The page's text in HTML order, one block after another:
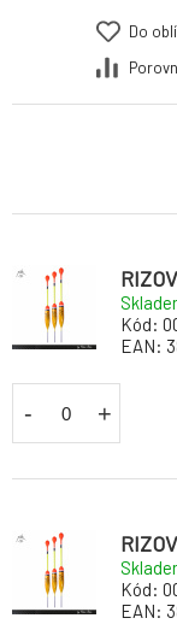
Do
Kód:
EAN:
- +
Kód:
EAN: